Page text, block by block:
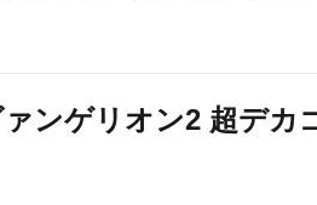
ンゲリオン2 超デカ